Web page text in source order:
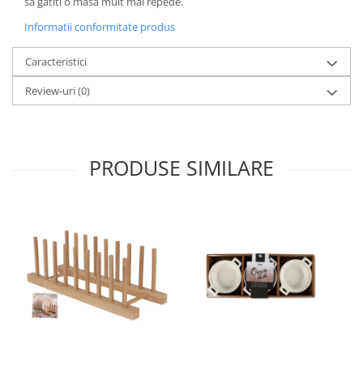
Ustensile de masura
Informatii conformitate produs
Caracteristici
Review-uri(0)
PRODUSE SIMILARE